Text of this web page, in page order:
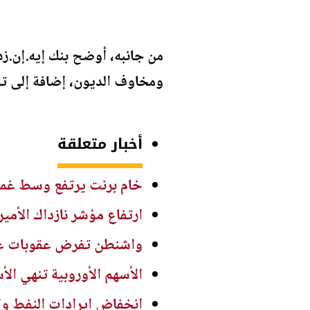
من جانبه، أوضح بنك
ومخاوف الديون، إضافة إلى
أخبار متعلقة
خام برنت يرتفع وسط
ارتفاع مؤشر نازداك
واشنطن تفرض عقوبات
الأسهم الأوروبية